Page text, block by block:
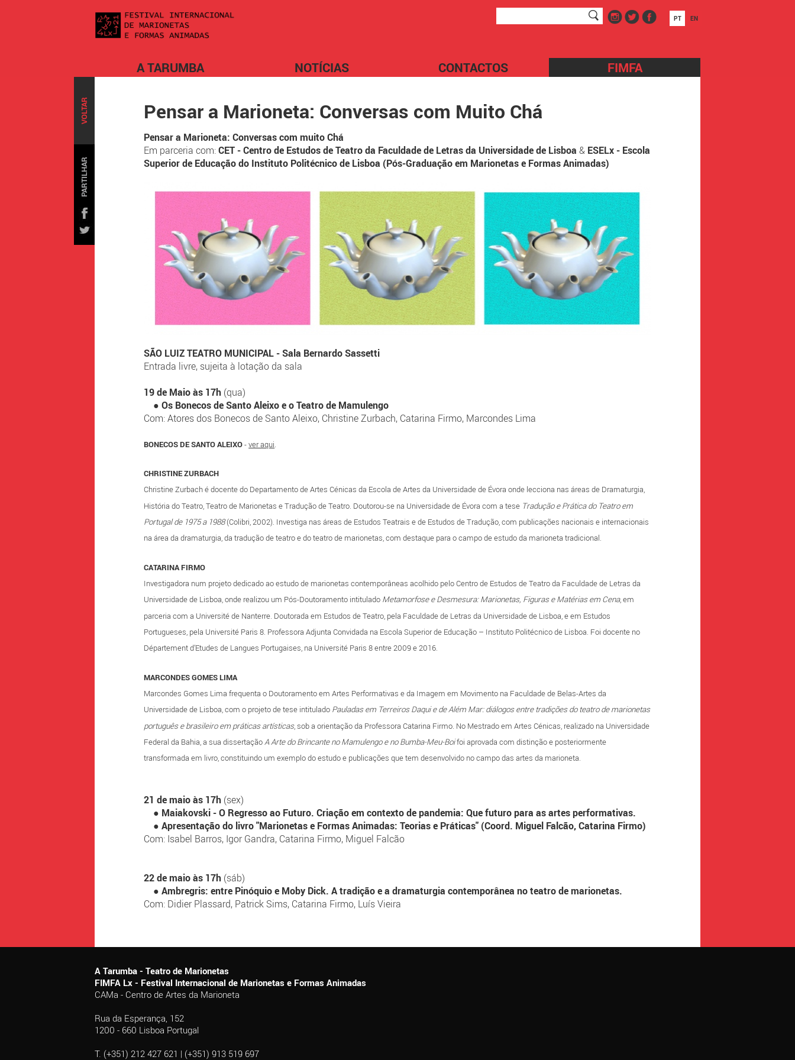
A TARUMBA NOTÍCIAS CONTACTOS FIMFA
PT EN
VOLTAR
PARTILHAR
Pensar a Marioneta: Conversas com Muito Chá
Pensar a Marioneta: Conversas com muito Chá
Em parceria com:CET - Centro de Estudos de Teatro da Faculdade de Letras da Universidade de Lisboa & ESELx - Escola
Superior de Educação do Instituto Politécnico de Lisboa (Pós-Graduação em Marionetas e Formas Animadas)
SÃO LUIZ TEATRO MUNICIPAL - Sala Bernardo Sassetti
Entrada livre, sujeita à lotação da sala
19 de Maio às 17h (qua)
●Os Bonecos de Santo Aleixo e o Teatro de Mamulengo
Com: Atores dos Bonecos de Santo Aleixo, Christine Zurbach, Catarina Firmo, Marcondes Lima
BONECOS DE SANTO ALEIXO-ver aqui
CHRISTINE ZURBACH
Christine Zurbach é docente do Departamento de Artes Cénicas da Escola de Artes da Universidade de Évora onde lecciona nas áreas de Dramaturgia,
História do Teatro, Teatro de Marionetas e Tradução de Teatro. Doutorou-se na Universidade de Évora com a tese Tradução e Prática do Teatro em
Portugal de 1975 a 1988(Colibri, 2002). Investiga nas áreas de Estudos Teatrais e de Estudos de Tradução, com publicações nacionais e internacionais
na área da dramaturgia, da tradução de teatro e do teatro de marionetas, com destaque para o campo de estudo da marioneta tradicional.
CATARINA FIRMO
Investigadora num projeto dedicado ao estudo de marionetas contemporâneas acolhido pelo Centro de Estudos de Teatro da Faculdade de Letras da
Universidade de Lisboa, onde realizou um Pós-Doutoramento intitulado Metamorfose e Desmesura: Marionetas, Figuras e Matérias em Cena, em
parceria com a Université de Nanterre. Doutorada em Estudos de Teatro, pela Faculdade de Letras da Universidade de Lisboa, e em Estudos
Portugueses, pela Université Paris 8. Professora Adjunta Convidada na Escola Superior de Educação – Instituto Politécnico de Lisboa. Foi docente no
Département d’Etudes de Langues Portugaises, na Université Paris 8 entre 2009 e 2016.
MARCONDES GOMES LIMA
Marcondes Gomes Lima frequenta o Doutoramento em Artes Performativas e da Imagem em Movimento na Faculdade de Belas-Artes da
Universidade de Lisboa, com o projeto de tese intitulado Pauladas em Terreiros Daqui e de Além Mar: diálogos entre tradições do teatro de marionetas
português e brasileiro em práticas artísticas, sob a orientação da Professora Catarina Firmo. No Mestrado em Artes Cénicas, realizado na Universidade
Federal da Bahia, a sua dissertaçãoA Arte do Brincante no Mamulengo e no Bumba-Meu-Boifoi aprovada com distinção e posteriormente
transformada em livro, constituindo um exemplo do estudo e publicações que tem desenvolvido no campo das artes da marioneta.
21 de maio às 17h (sex)
● Maiakovski - O Regresso ao Futuro. Criação em contexto de pandemia: Que futuro para as artes performativas.
●Apresentação do livro "Marionetas e Formas Animadas: Teorias e Práticas" (Coord. Miguel Falcão, Catarina Firmo)
Com: Isabel Barros, Igor Gandra, Catarina Firmo, Miguel Falcão
22 de maio às 17h (sáb)
●Ambregris: entre Pinóquio e Moby Dick. A tradição e a dramaturgia contemporânea no teatro de marionetas.
Com: Didier Plassard, Patrick Sims, Catarina Firmo, Luís Vieira
A Tarumba - Teatro de Marionetas
FIMFA Lx - Festival Internacional de Marionetas e Formas Animadas
CAMa - Centro de Artes da Marioneta
Rua da Esperança, 152
1200 - 660 Lisboa Portugal
T. (+351) 212 427 621 | (+351) 913 519 697